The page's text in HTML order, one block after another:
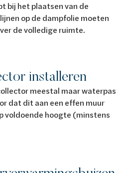
bij het plaatsen van de
op de dampfolie moeten
de volledige ruimte.
installeren
meestal maar waterpas
dat dit aan een effen muur
voldoende hoogte (minstens